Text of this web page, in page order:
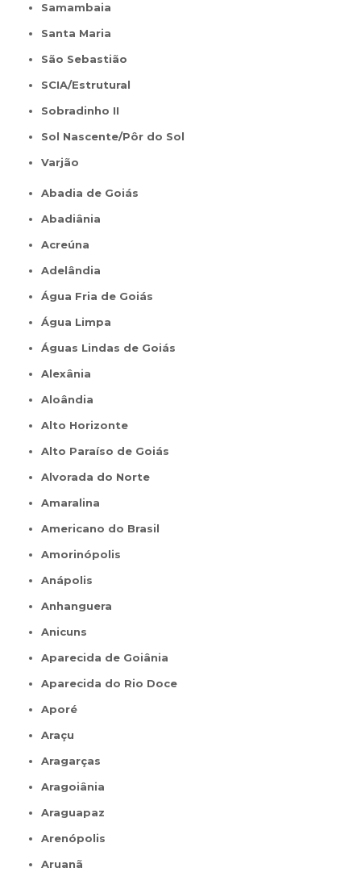
Samambaia
Santa Maria
São Sebastião
SCIA/Estrutural
Sobradinho II
Sol Nascente/Pôr do Sol
Varjão
Abadia de Goiás
Abadiânia
Acreúna
Adelândia
Água Fria de Goiás
Água Limpa
Águas Lindas de Goiás
Alexânia
Aloândia
Alto Horizonte
Alto Paraíso de Goiás
Alvorada do Norte
Amaralina
Americano do Brasil
Amorinópolis
Anápolis
Anhanguera
Anicuns
Aparecida de Goiânia
Aparecida do Rio Doce
Aporé
Araçu
Aragarças
Aragoiânia
Araguapaz
Arenópolis
Aruanã